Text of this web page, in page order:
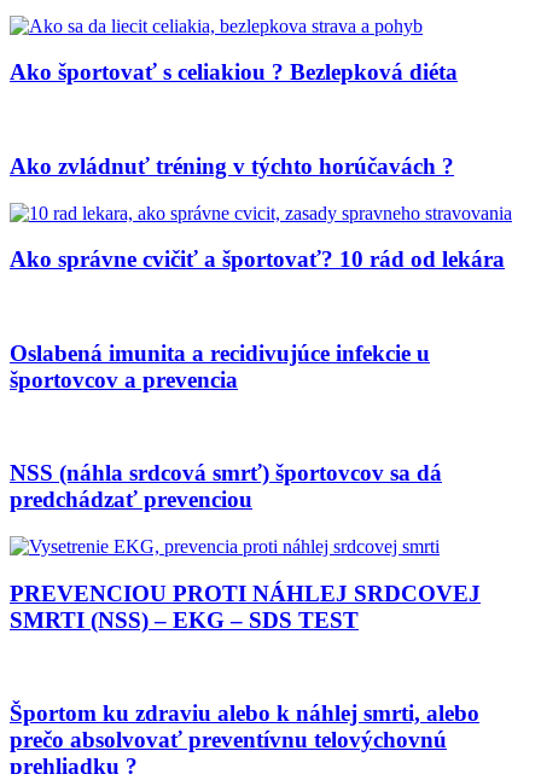
Ako športovať s celiakiou ? Bezlepková diéta
Ako zvládnuť tréning v týchto horúčavách ?
Ako správne cvičiť a športovať? 10 rád od lekára
Oslabená imunita a recidivujúce infekcie u
športovcov a prevencia
NSS (náhla srdcová smrť) športovcov sa dá
predchádzať prevenciou
PREVENCIOU PROTI NÁHLEJ SRDCOVEJ
SMRTI (NSS) – EKG – SDS TEST
Športom ku zdraviu alebo k náhlej smrti, alebo
prečo absolvovať preventívnu telovýchovnú
prehliadku ?